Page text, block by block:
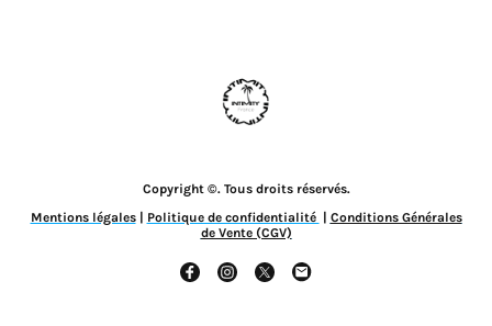
Copyright ©. Tous droits réservés.
Mentions légales| Politique de confidentialité | Conditions Générales
de Vente (CGV)